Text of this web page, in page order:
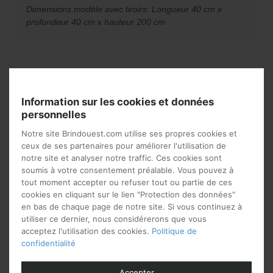
Dimensions modèle avec tiroirs: Longueur 40 cm x
profondeur 40 cm x hauteur 200 cm
aussi…
Bibliothèque en rotin
Bibliothèque avec portes
Information sur les cookies et données
personnelles
Notre site Brindouest.com utilise ses propres cookies et
ceux de ses partenaires pour améliorer l'utilisation de
notre site et analyser notre traffic. Ces cookies sont
soumis à votre consentement préalable. Vous pouvez à
tout moment accepter ou refuser tout ou partie de ces
cookies en cliquant sur le lien "Protection des données"
en bas de chaque page de notre site. Si vous continuez à
utiliser ce dernier, nous considérerons que vous
acceptez l'utilisation des cookies. Politique de
confidentialité